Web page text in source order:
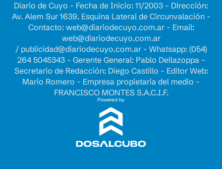
Diario de Cuyo - Fecha de Inicio: 11/2003 - Dirección:
Av. Alem Sur 1639. Esquina Lateral de Circunvalación -
Contacto: web@diariodecuyo.com.ar- Email:
web@diariodecuyo.com.ar
/ publicidad@diariodecuyo.com.ar- Whatsapp: (054)
264 5045343 - Gerente General: Pablo Dellazoppa -
Secretario de Redacción: Diego Castillo - Editor Web:
Mario Romero - Empresa propietaria del medio -
FRANCISCO MONTES S.A.C.I.F.